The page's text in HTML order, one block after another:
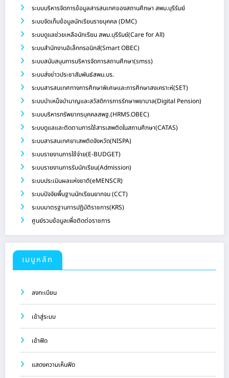
ระบบบริหารจัดการข้อมูลสารสนเทศของสถานศึกษา สพม.บุรีรัมย์
ระบบจัดเก็บข้อมูลนักเรียนรายบุคคล (DMC)
ระบบดูแลช่วยเหลือนักเรียน สพม.บุรีรัมย์(Care for All)
ระบบสำนักงานอิเล็กทรอนิกส์(Smart OBEC)
ระบบสนับสนุนการบริหารจัดการสถานศึกษา(smss)
ระบบส่งข่าวประชาสัมพันธ์สพม.บร.
ระบบสารสนเทศทางการศึกษาพิเศษและการศึกษาสงเคราะห์(SET)
ระบบบำเหน็จบำนาญและสวัสดิการการรักษาพยาบาล(Digital Pension)
ระบบบริหารทรัพยากรบุคคลสพฐ.(HRMS.OBEC)
ระบบดูแลและติดตามการใช้สารเสพติดในสถานศึกษา(CATAS)
ระบบสารสนเทศยาเสพติดจังหวัด(NISPA)
ระบบรายงานการใช้จ่าย(E-BUDGET)
ระบบรายงานการรับนักเรียน(Admission)
ระบบประเมินผลแห่งชาติ(eMENSCR)
ระบบปัจจัยพื้นฐานนักเรียนยากจน (CCT)
ระบบมาตรฐานการปฏิบัติราชการ(KRS)
ศูนย์รวมข้อมูลเพื่อติดต่อราชการ
เมนูหลัก
ลงทะเบียน
เข้าสู่ระบบ
เข้าฟีด
แสดงความเห็นฟีด